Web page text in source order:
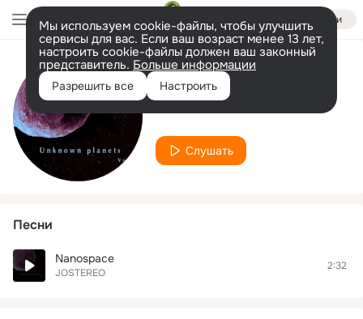
Войти
Мы используем cookie-файлы, чтобы улучшить
сервисы для вас. Если ваш возраст менее 13 лет,
настроить cookie-файлы должен ваш законный
представитель. Больше информации
Разрешить все Настроить
Исполнитель
JOSTEREO
Слушать
Песни
Nanospace
JOSTEREO
2:32